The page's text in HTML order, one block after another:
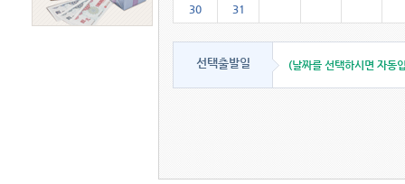
30 31
선택출발일 (날짜를 선택하시면 자동